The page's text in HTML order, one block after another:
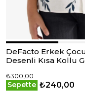
DeFacto Erkek
Desenli Kısa Kollu
₺300,00
Sepette ₺240,00